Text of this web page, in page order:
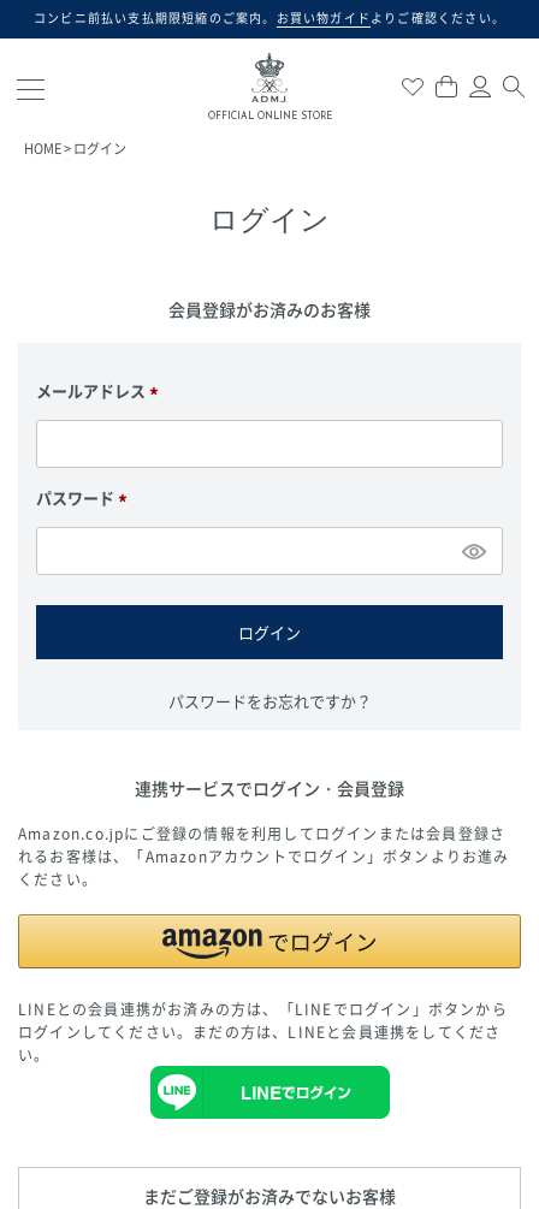
コンビニ前払い支払期限短縮のご案内。 お買い物ガイド よりご確認ください。
OFFICIAL ONLINE STORE
検索
HOME ログイン
ログイン
会員登録がお済みのお客様
メールアドレス
(
須
パスワード
(
須
ログイン
パスワードをお忘れですか？
連携サービスでログイン・会員登録
Amazon.co.jpにご登録の情報を利用してログインまたは会員登録さ
れるお客様は、「Amazonアカウントでログイン」ボタンよりお進み
ください。
LINEとの会員連携がお済みの方は、「LINEでログイン」ボタンから
ログインしてください。まだの方は、 LINEと会員連携をしてくださ
い。
まだご登録がお済みでないお客様